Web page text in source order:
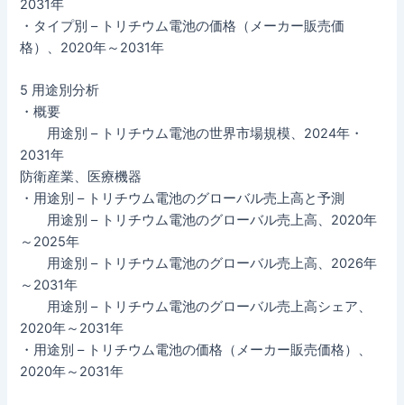
2031年
・タイプ別 – トリチウム電池の価格（メーカー販売価
格）、2020年～2031年
5 用途別分析
・概要
用途別 – トリチウム電池の世界市場規模、2024年・
2031年
防衛産業、医療機器
・用途別 – トリチウム電池のグローバル売上高と予測
用途別 – トリチウム電池のグローバル売上高、2020年
～2025年
用途別 – トリチウム電池のグローバル売上高、2026年
～2031年
用途別 – トリチウム電池のグローバル売上高シェア、
2020年～2031年
・用途別 – トリチウム電池の価格（メーカー販売価格）、
2020年～2031年